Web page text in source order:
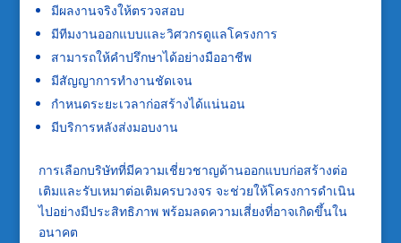
มีผลงานจริงให้ตรวจสอบ
มีทีมงานออกแบบและวิศวกรดูแลโครงการ
สามารถให้คำปรึกษาได้อย่างมืออาชีพ
มีสัญญาการทำงานชัดเจน
กำหนดระยะเวลาก่อสร้างได้แน่นอน
มีบริการหลังส่งมอบงาน
การเลือกบริษัทที่มีความเชี่ยวชาญด้านออกแบบก่อสร้างต่อ
เติมและรับเหมาต่อเติมครบวงจร จะช่วยให้โครงการดำเนิน
ไปอย่างมีประสิทธิภาพ พร้อมลดความเสี่ยงที่อาจเกิดขึ้นใน
อนาคต